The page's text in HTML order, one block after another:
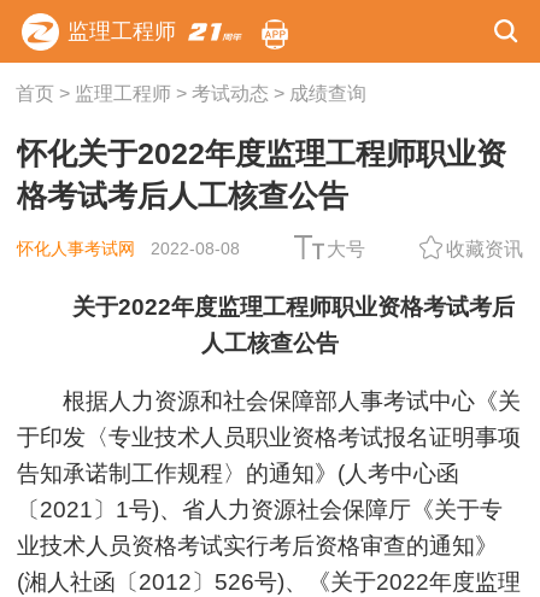
监理工程师
首页> 监理工程师> 考试动态 > 成绩查询
怀化关于2022年度监理工程师职业资
格考试考后人工核查公告
怀化人事考试网 2022-08-08 大号 收藏资讯
关于2022年度监理工程师职业资格考试考后
人工核查公告
根据人力资源和社会保障部人事考试中心《关
于印发〈专业技术人员职业资格考试报名证明事项
告知承诺制工作规程〉的通知》(人考中心函
〔2021〕1号)、省人力资源社会保障厅《关于专
业技术人员资格考试实行考后资格审查的通知》
(湘人社函〔2012〕526号)、《关于2022年度监理